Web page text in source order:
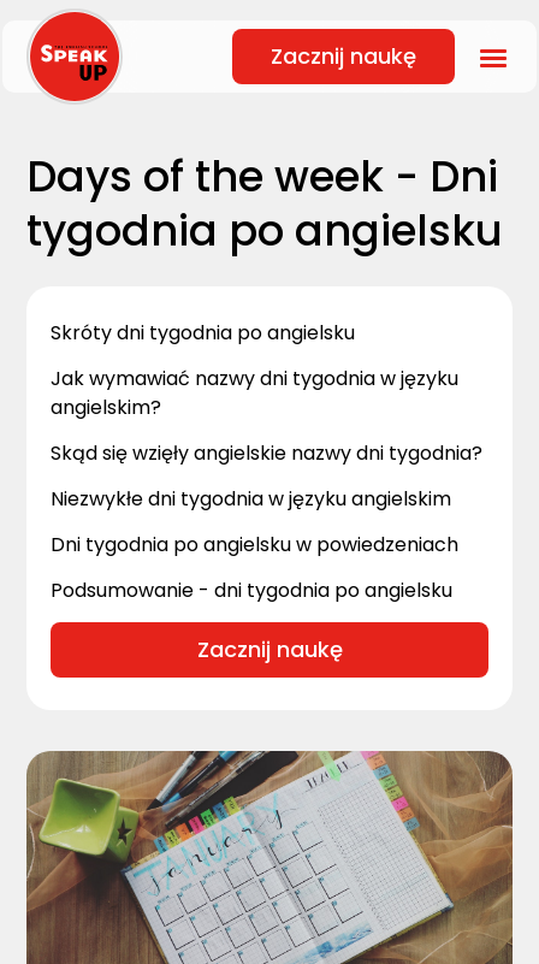
Zacznij naukę
Days of the week - Dni
tygodnia po angielsku
Skróty dni tygodnia po angielsku
Jak wymawiać nazwy dni tygodnia w języku
angielskim?
Skąd się wzięły angielskie nazwy dni tygodnia?
Niezwykłe dni tygodnia w języku angielskim
Dni tygodnia po angielsku w powiedzeniach
Podsumowanie - dni tygodnia po angielsku
Zacznij naukę